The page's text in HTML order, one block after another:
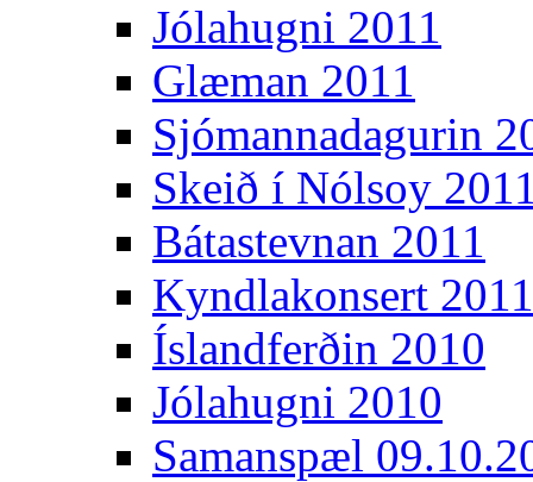
Jólahugni 2011
Glæman 2011
Sjómannadagurin
Skeið í Nólsoy
Bátastevnan 2011
Kyndlakonsert 2011
Íslandferðin 2010
Jólahugni 2010
Samanspæl